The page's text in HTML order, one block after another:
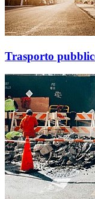
Trasporto